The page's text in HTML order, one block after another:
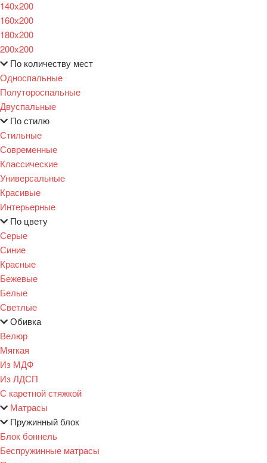
140х200
160х200
180х200
200х200
По количеству мест
Односпальные
Полутороспальные
Двуспальные
По стилю
Стильные
Современные
Классические
Универсальные
Красивые
Интерьерные
По цвету
Серые
Синие
Красные
Бежевые
Белые
Светлые
Обивка
Велюр
Мягкая
Из МДФ
Из ЛДСП
С каретной стяжкой
Матрасы
Пружинный блок
Блок боннель
Беспружинные матрасы